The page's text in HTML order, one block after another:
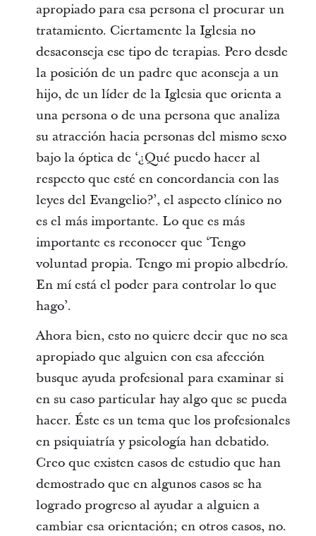
apropiado para esa persona el procurar un
tratamiento. Ciertamente la Iglesia no
desaconseja ese tipo de terapias. Pero desde
la posición de un padre que aconseja a un
hijo, de un líder de la Iglesia que orienta a
una persona o de una persona que analiza
su atracción hacia personas del mismo sexo
bajo la óptica de ‘¿Qué puedo hacer al
respecto que esté en concordancia con las
leyes del Evangelio?’, el aspecto clínico no
es el más importante. Lo que es más
importante es reconocer que ‘Tengo
voluntad propia. Tengo mi propio albedrío.
En mí está el poder para controlar lo que
hago’.
Ahora bien, esto no quiere decir que no sea
apropiado que alguien con esa afección
busque ayuda profesional para examinar si
en su caso particular hay algo que se pueda
hacer. Éste es un tema que los profesionales
en psiquiatría y psicología han debatido.
Creo que existen casos de estudio que han
demostrado que en algunos casos se ha
logrado progreso al ayudar a alguien a
cambiar esa orientación; en otros casos, no.